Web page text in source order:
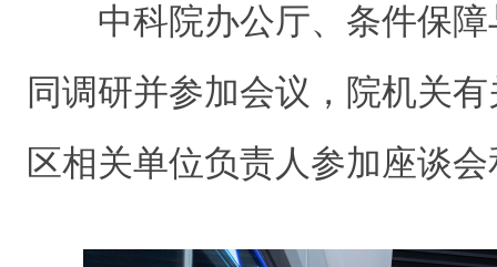
中科院办公厅、条件保
同调研并参加会议，院机关有
区相关单位负责人参加座谈